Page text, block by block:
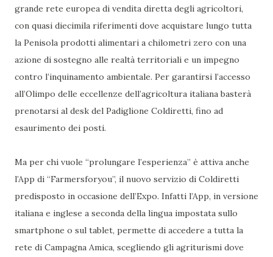
grande rete europea di vendita diretta degli agricoltori,
con quasi diecimila riferimenti dove acquistare lungo tutta
la Penisola prodotti alimentari a chilometri zero con una
azione di sostegno alle realtà territoriali e un impegno
contro l’inquinamento ambientale. Per garantirsi l’accesso
all’Olimpo delle eccellenze dell’agricoltura italiana basterà
prenotarsi al desk del Padiglione Coldiretti, fino ad
esaurimento dei posti.
Ma per chi vuole “prolungare l’esperienza” è attiva anche
l’App di “Farmersforyou”, il nuovo servizio di Coldiretti
predisposto in occasione dell’Expo. Infatti l’App, in versione
italiana e inglese a seconda della lingua impostata sullo
smartphone o sul tablet, permette di accedere a tutta la
rete di Campagna Amica, scegliendo gli agriturismi dove